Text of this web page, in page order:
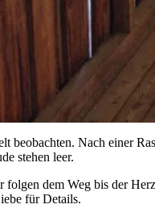
beobachten. Nach einer
stehen leer.
dem Weg bis der
für Details.